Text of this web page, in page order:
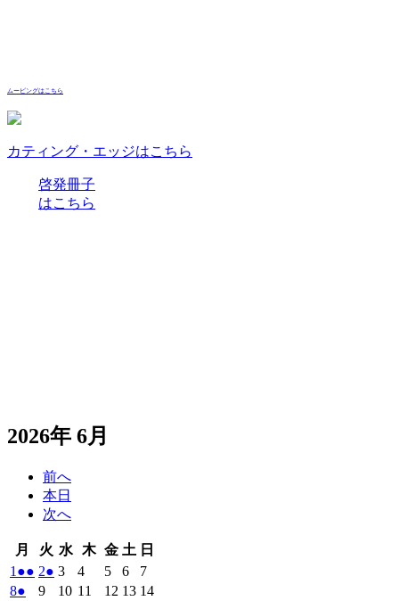
ムービングはこちら
カティング・エッジはこちら
啓発冊子
はこちら
2026年 6月
前へ
本日
次へ
月
月
曜
日
火 火
曜
日
水 水
曜
日
木木
曜
日
金金
曜
日
土 土
曜
日
日
1 2026
年
●● (2
件
22026
年
● (1
件
32026
年
42026
年
52026
年
62026
年
72026
年
82026
● 92026
102026
11
2026
12 2026
132026
142026